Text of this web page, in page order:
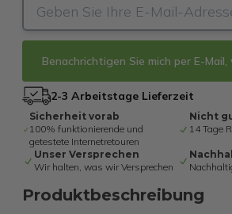
Benachrichtigen Sie mich per E-
2-3 Arbeitstage Lieferzeit
Sicherheit vorab
100% funktionierende und
getestete Internetretouren
Nicht
14 Tage
Unser Versprechen
Wir halten, was wir Versprechen
Produktbeschreibung